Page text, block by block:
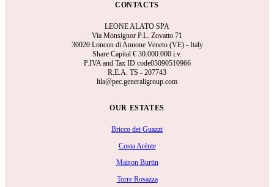
CONTACTS
LEONE ALATO SPA
Via Monsignor P.L. Zovatto 71
30020 Loncon di Annone Veneto (VE) - Italy
Share Capital € 30.000.000 i.v.
P.IVA and Tax ID code05090510966
R.E.A. TS - 207743
ltla@pec.generaligroup.com
OUR ESTATES
Bricco dei Guazzi
Costa Arènte
Maison Burtin
Torre Rosazza